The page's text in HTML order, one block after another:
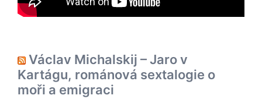
Václav Michalskij – Jaro v
Kartágu, románová sextalogie o
moři a emigraci